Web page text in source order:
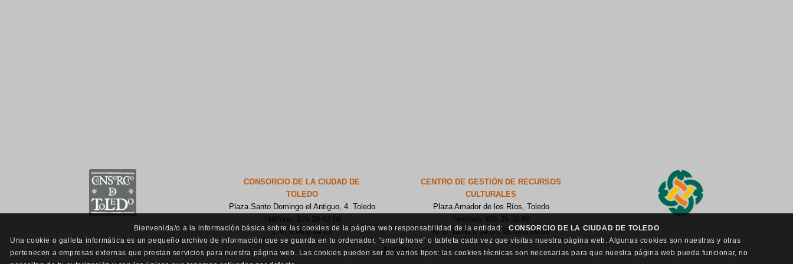
CONSORCIO DE LA CIUDAD DE
TOLEDO
Plaza Santo Domingo el Antiguo, 4. Toledo
Teléfono: 925 28 42 89
L-V: 9:00 a 14:00
CENTRO DE GESTIÓN DE RECURSOS
CULTURALES
Plaza Amador de los Ríos, Toledo
Teléfono: 925 25 30 80
M-S: 10:00 a 14:00, 16:00 a 20:00
BUZÓN
Bienvenida/o a la información básica sobre las cookies de la página web responsabilidad de la entidad:
CONSORCIO DE LA CIUDAD DE TOLEDO
Una cookie o galleta informática es un pequeño archivo de información que se guarda en tu ordenador, “smartphone” o tableta cada vez que visitas nuestra página web. Algunas cookies son nuestras y otras
pertenecen a empresas externas que prestan servicios para nuestra página web. Las cookies pueden ser de varios tipos: las cookies técnicas son necesarias para que nuestra página web pueda funcionar, no